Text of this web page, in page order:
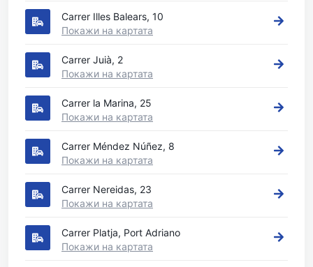
Carrer Illes Balears, 10
Покажи на картата
Carrer Juià, 2
Покажи на картата
Carrer la Marina, 25
Покажи на картата
Carrer Méndez Núñez, 8
Покажи на картата
Carrer Nereidas, 23
Покажи на картата
Carrer Platja, Port Adriano
Покажи на картата